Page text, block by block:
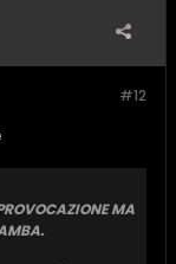
#12
MA